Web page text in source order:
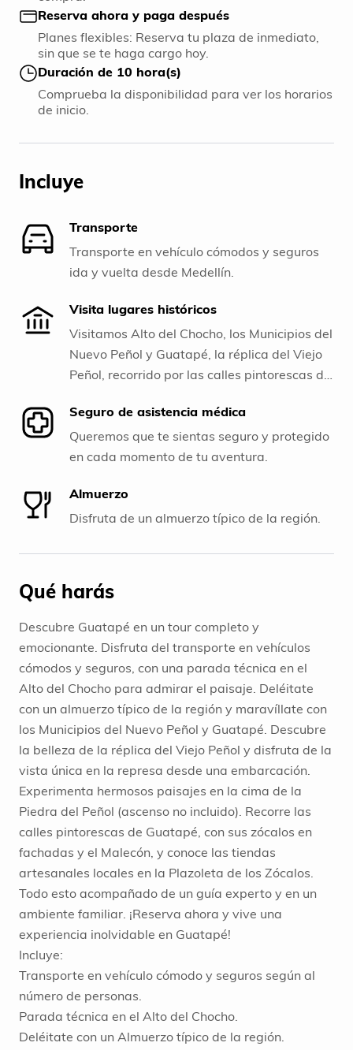
Reserva ahora y paga después
Planes flexibles: Reserva tu plaza de inmediato,
sin que se te haga cargo hoy.
Duración de 10 hora(s)
Comprueba la disponibilidad para ver los horarios
de inicio.
Incluye
Transporte
Transporte en vehículo cómodos y seguros
ida y vuelta desde Medellín.
Visita lugares históricos
Visitamos Alto del Chocho, los Municipios del
Nuevo Peñol y Guatapé, la réplica del Viejo
Peñol, recorrido por las calles pintorescas de
edificaciones y el Malecón.
Seguro de asistencia médica
Queremos que te sientas seguro y protegido
en cada momento de tu aventura.
Almuerzo
Disfruta de un almuerzo típico de la región.
Qué harás
Descubre Guatapé en un tour completo y
emocionante. Disfruta del transporte en vehículos
cómodos y seguros, con una parada técnica en el
Alto del Chocho para admirar el paisaje. Deléitate
con un almuerzo típico de la región y maravíllate con
los Municipios del Nuevo Peñol y Guatapé. Descubre
la belleza de la réplica del Viejo Peñol y disfruta de la
vista única en la represa desde una embarcación.
Experimenta hermosos paisajes en la cima de la
Piedra del Peñol (ascenso no incluido). Recorre las
calles pintorescas de Guatapé, con sus zócalos en
fachadas y el Malecón, y conoce las tiendas
artesanales locales en la Plazoleta de los Zócalos.
Todo esto acompañado de un guía experto y en un
ambiente familiar. ¡Reserva ahora y vive una
experiencia inolvidable en Guatapé!
Incluye:
Transporte en vehículo cómodo y seguros según al
número de personas.
Parada técnica en el Alto del Chocho.
Deléitate con un Almuerzo típico de la región.